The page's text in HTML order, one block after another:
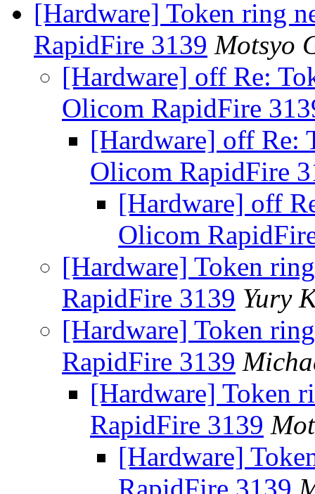
[Hardware] Token ring
RapidFire 3139 Motsyo
[Hardware] off Re:
Olicom RapidFire
[Hardware] off Re:
Olicom RapidFire
[Hardware] off
Olicom
[Hardware] Token
RapidFire 3139 Yury
[Hardware] Token
RapidFire 3139
[Hardware] Token
RapidFire 3139
[Hardware]